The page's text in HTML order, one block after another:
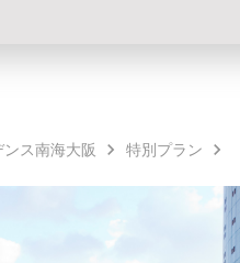
ス南海大阪 特別プラン